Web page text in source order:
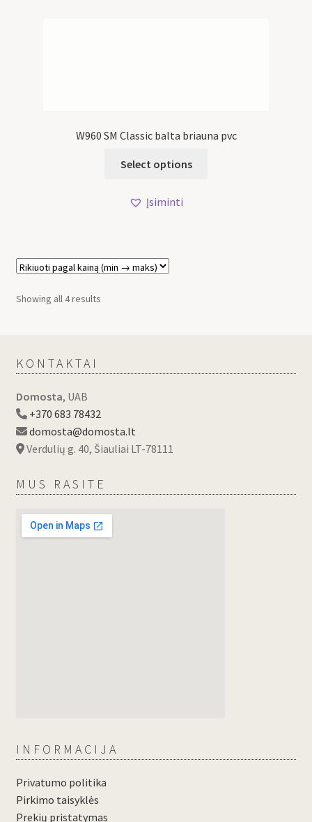
W960 SM Classic balta briauna pvc
Select options
Įsiminti
Showing all 4 results
KONTAKTAI
Domosta, UAB
+370 683 78432
domosta@domosta.lt
Verdulių g. 40, Šiauliai LT-78111
MUS RASITE
INFORMACIJA
Privatumo politika
Pirkimo taisyklės
Prekių pristatymas